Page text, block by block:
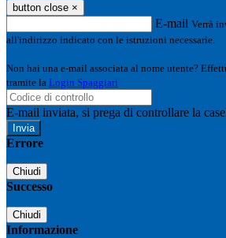
button close ×
E-mail Verrà
all'indirizzo indicato con le istruzioni necessarie.
Non hai una e-mail associata al nome utente?
tramite la Login Spaggiari
E-mail inviata, si prega di controllare la
Errore
Chiudi
Successo
Chiudi
Informazione